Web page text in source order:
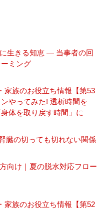
生きる知恵 — 当事者の回
ミング
家族のお役立ち情報【第53
やってみた! 透析時間を
体を取り戻す時間」に
臓の切っても切れない関係
向け｜夏の脱水対応フロー
家族のお役立ち情報【第52